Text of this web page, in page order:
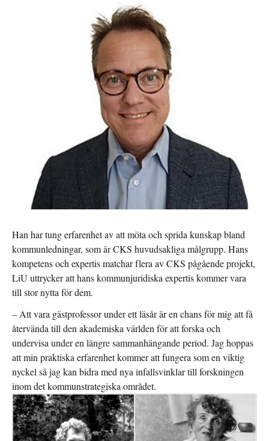
Han har tung erfarenhet av att möta och sprida kunskap bland
kommunledningar, som är CKS huvudsakliga målgrupp. Hans
kompetens och expertis matchar flera av CKS pågående projekt,
LiU uttrycker att hans kommunjuridiska expertis kommer vara
till stor nytta för dem.
– Att vara gästprofessor under ett läsår är en chans för mig att få
återvända till den akademiska världen för att forska och
undervisa under en längre sammanhängande period. Jag hoppas
att min praktiska erfarenhet kommer att fungera som en viktig
nyckel så jag kan bidra med nya infallsvinklar till forskningen
inom det kommunstrategiska området.